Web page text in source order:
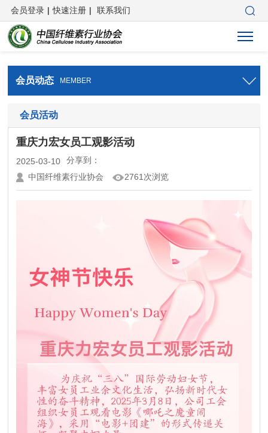
会员登录 | 快速注册 | 联系我们
会员动态 MEMBER
会员活动
重庆力宏女员工观影活动
2025-03-10
分享到：
中国纤维素行业协会
2761次浏览